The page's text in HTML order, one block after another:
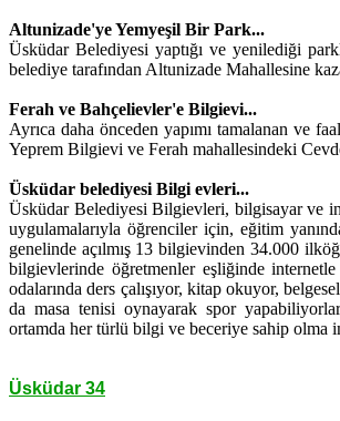
Altunizade'ye Yemyeşil Bir Park...
Üsküdar Belediyesi yaptığı ve yenilediği
belediye tarafından Altunizade Mahallesine
Ferah ve Bahçelievler'e Bilgievi...
Ayrıca daha önceden yapımı tamalanan ve
Yeprem Bilgievi ve Ferah mahallesindeki
Üsküdar belediyesi Bilgi evleri...
Üsküdar Belediyesi Bilgievleri, bilgisayar ve
uygulamalarıyla öğrenciler için, eğitim
genelinde açılmış 13 bilgievinden 34.000
bilgievlerinde öğretmenler eşliğinde internetle
odalarında ders çalışıyor, kitap okuyor,
da masa tenisi oynayarak spor
ortamda her türlü bilgi ve beceriye sahip olma
Üsküdar 34